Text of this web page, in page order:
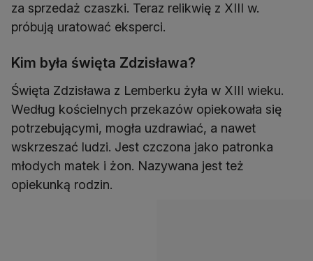
za sprzedaż czaszki. Teraz relikwię z XIII w.
próbują uratować eksperci.
Kim była święta Zdzisława?
Święta Zdzisława z Lemberku żyła w XIII wieku.
Według kościelnych przekazów opiekowała się
potrzebującymi, mogła uzdrawiać, a nawet
wskrzeszać ludzi. Jest czczona jako patronka
młodych matek i żon. Nazywana jest też
opiekunką rodzin.